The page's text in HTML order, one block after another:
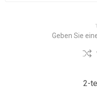
Geben Sie
2-